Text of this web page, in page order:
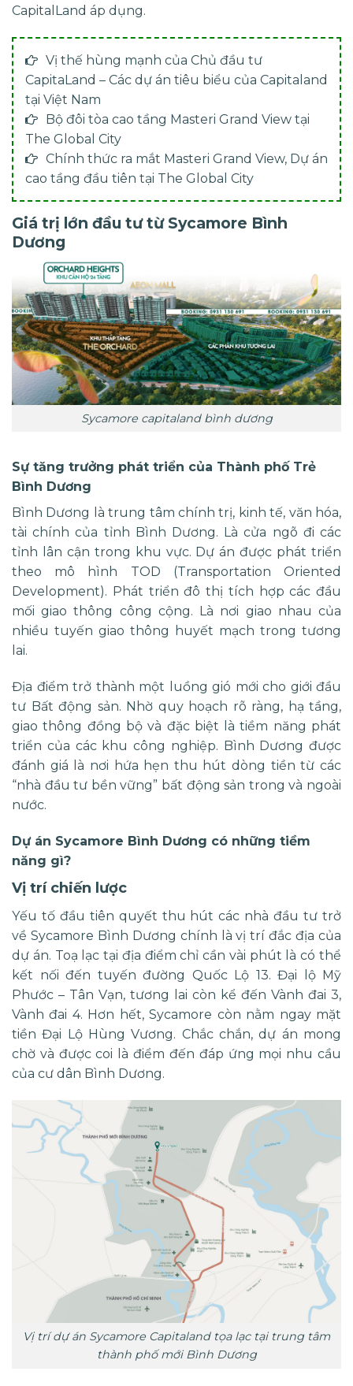
CapitalLand áp dụng​.
Vị thế hùng mạnh của Chủ đầu tư
CapitaLand – Các dự án tiêu biểu của Capitaland
tại Việt Nam
Bộ đôi tòa cao tầng Masteri Grand View tại
The Global City
Chính thức ra mắt Masteri Grand View, Dự án
cao tầng đầu tiên tại The Global City
Giá trị lớn đầu tư từ Sycamore Bình
Dương
Sycamore capitaland bình dương
Sự tăng trưởng phát triển của Thành phố Trẻ
Bình Dương
Bình Dương là trung tâm chính trị, kinh tế, văn hóa,
tài chính của tỉnh Bình Dương. Là cửa ngõ đi các
tỉnh lân cận trong khu vực. Dự án được phát triển
theo mô hình TOD (Transportation Oriented
Development). Phát triển đô thị tích hợp các đầu
mối giao thông công cộng. Là nơi giao nhau của
nhiều tuyến giao thông huyết mạch trong tương
lai.
Địa điểm trở thành một luồng gió mới cho giới đầu
tư Bất động sản. Nhờ quy hoạch rõ ràng, hạ tầng,
giao thông đồng bộ và đặc biệt là tiềm năng phát
triển của các khu công nghiệp. Bình Dương được
đánh giá là nơi hứa hẹn thu hút dòng tiền từ các
“nhà đầu tư bền vững” bất động sản trong và ngoài
nước.
Dự án Sycamore Bình Dương có những tiềm
năng gì?
Vị trí chiến lược
Yếu tố đầu tiên quyết thu hút các nhà đầu tư trở
về Sycamore Bình Dương chính là vị trí đắc địa của
dự án. Toạ lạc tại địa điểm chỉ cần vài phút là có thể
kết nối đến tuyến đường Quốc Lộ 13. Đại lộ Mỹ
Phước – Tân Vạn, tương lai còn kể đến Vành đai 3,
Vành đai 4. Hơn hết, Sycamore còn nằm ngay mặt
tiền Đại Lộ Hùng Vương. Chắc chắn, dự án mong
chờ và được coi là điểm đến đáp ứng mọi nhu cầu
của cư dân Bình Dương.
Vị trí dự án Sycamore Capitaland tọa lạc tại trung tâm
thành phố mới Bình Dương